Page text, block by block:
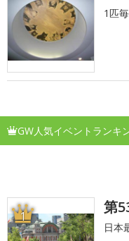
1匹
GW人気イベントランキ
1 第
日本